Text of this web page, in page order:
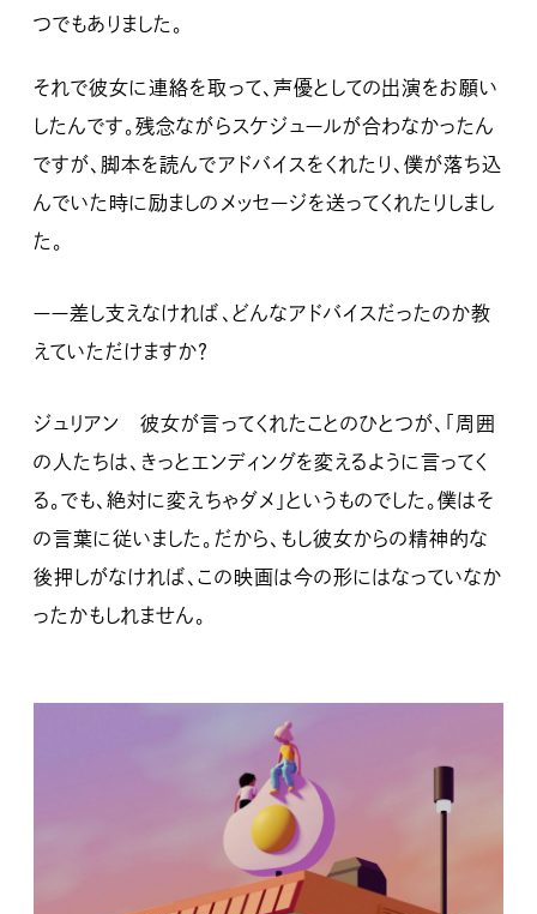
つでもありました。
それで彼女に連絡を取って、声優としての出演をお願い
したんです。残念ながらスケジュールが合わなかったん
ですが、脚本を読んでアドバイスをくれたり、僕が落ち込
んでいた時に励ましのメッセージを送ってくれたりしまし
た。
ーー差し支えなければ、どんなアドバイスだったのか教
えていただけますか？
ジュリアン 彼女が言ってくれたことのひとつが、「周囲
の人たちは、きっとエンディングを変えるように言ってく
る。でも、絶対に変えちゃダメ」というものでした。僕はそ
の言葉に従いました。だから、もし彼女からの精神的な
後押しがなければ、この映画は今の形にはなっていなか
ったかもしれません。